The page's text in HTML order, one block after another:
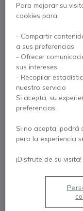
Paga en 3 pagos
Características
Entrega y roaming
Cobertura de radio
al aire libre
Hasta 100 llamadas
Hasta 30 estaciones
Soporta LDAP/
Soporta Directorio
Soporte Opus y PoE
Compatible con
Para mejorar su
cookies para:
- Compartir
a sus preferencias
- Ofrecer
sus intereses
- Recopilar
nuestro servicio
Si acepta, su
preferencias.
Si no acepta, podrá
pero la experiencia
¡Disfrute de su visita!